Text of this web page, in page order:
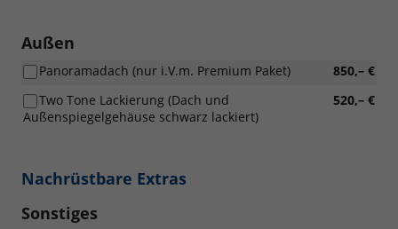
Außen
850,– €
Panoramadach (nur i.V.m. Premium Paket)
520,– €
Two Tone Lackierung (Dach und
Außenspiegelgehäuse schwarz lackiert)
Nachrüstbare Extras
Sonstiges